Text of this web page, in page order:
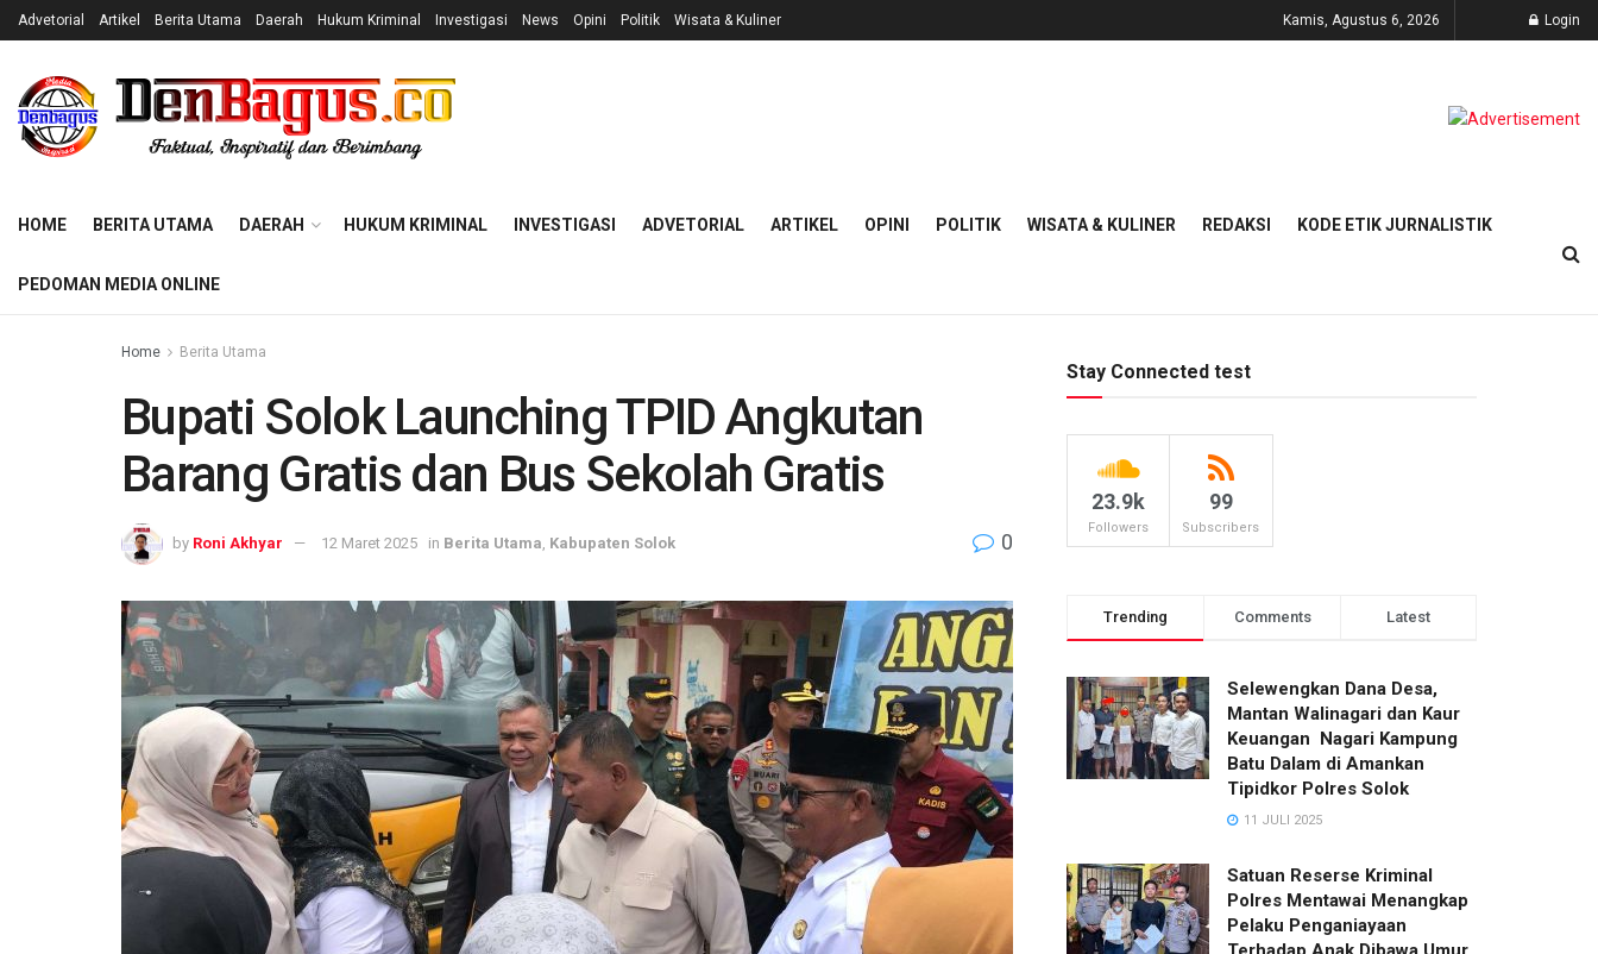
Advetorial Artikel Berita Utama Daerah Hukum Kriminal Investigasi News Opini Politik Wisata & Kuliner Kamis, Agustus 6, 2026 Login
HOME BERITA UTAMA DAERAH HUKUM KRIMINAL INVESTIGASI ADVETORIAL ARTIKEL OPINI POLITIK WISATA & KULINER REDAKSI KODE ETIK JURNALISTIK
PEDOMAN MEDIA ONLINE
Home Berita Utama
Bupati Solok Launching TPID Angkutan
Barang Gratis dan Bus Sekolah Gratis
by Roni Akhyar 12 Maret 2025 in Berita Utama Kabupaten Solok 0
Stay Connected test
23.9k
Followers
99
Subscribers
Trending Comments Latest
Selewengkan Dana Desa,
Mantan Walinagari dan Kaur
Keuangan Nagari Kampung
Batu Dalam di Amankan
Tipidkor Polres Solok
11 JULI 2025
Satuan Reserse Kriminal
Polres Mentawai Menangkap
Pelaku Penganiayaan